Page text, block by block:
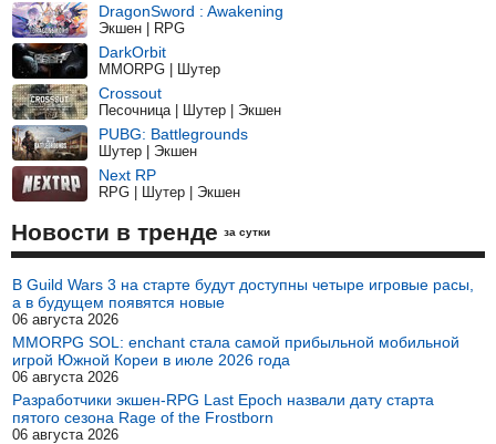
DragonSword : Awakening
Экшен | RPG
DarkOrbit
MMORPG | Шутер
Crossout
Песочница | Шутер | Экшен
PUBG: Battlegrounds
Шутер | Экшен
Next RP
RPG | Шутер | Экшен
Новости в тренде за сутки
В Guild Wars 3 на старте будут доступны четыре игровые расы,
а в будущем появятся новые
06 августа 2026
MMORPG SOL: enchant стала самой прибыльной мобильной
игрой Южной Кореи в июле 2026 года
06 августа 2026
Разработчики экшен-RPG Last Epoch назвали дату старта
пятого сезона Rage of the Frostborn
06 августа 2026